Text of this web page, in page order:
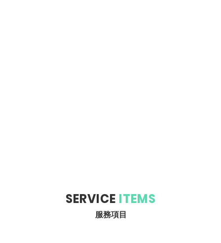
SERVICE ITEMS
服務項目